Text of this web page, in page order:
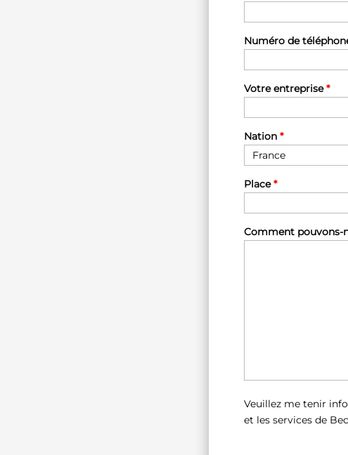
Numéro de
Votre entreprise*
Nation *
Place*
Comment pouvons-
Veuillez me tenir
et les services de